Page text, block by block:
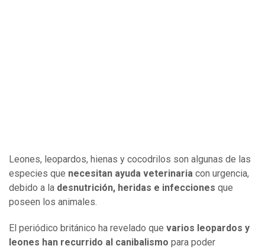
Leones, leopardos, hienas y cocodrilos son algunas de las
especies que necesitan ayuda veterinaria con urgencia,
debido a la desnutrición, heridas e infecciones que
poseen los animales.
El periódico británico ha revelado que varios leopardos y
leones han recurrido al canibalismo para poder